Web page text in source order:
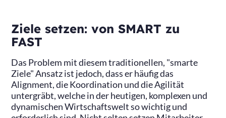
Ziele setzen: von SMART zu
FAST
Das Problem mit diesem traditionellen, "smarte
Ziele" Ansatz ist jedoch, dass er häufig das
Alignment, die Koordination und die Agilität
untergräbt, welche in der heutigen, komplexen und
dynamischen Wirtschaftswelt so wichtig und